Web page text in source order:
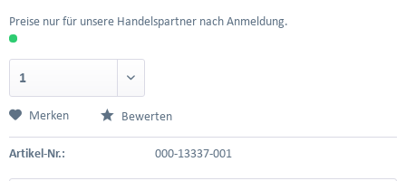
Preise nur für unsere Handelspartner nach Anmeldung.
Merken Bewerten
Artikel-Nr.: 000-13337-001